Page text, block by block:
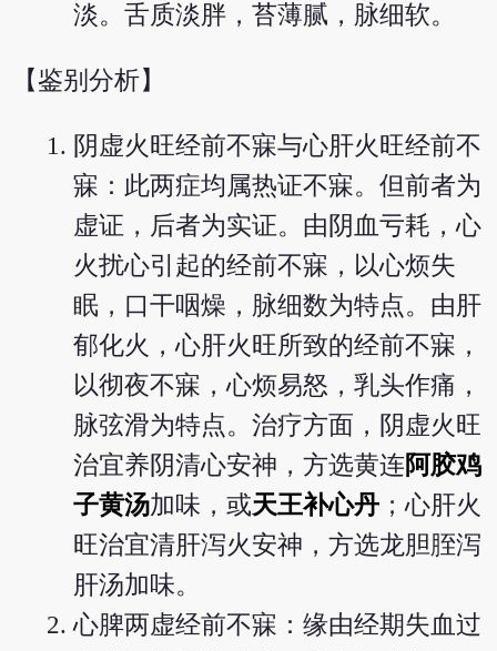
淡。舌质淡胖，苔薄腻，脉细软。
【鉴别分析】
阴虚火旺经前不寐与心肝火旺经前不
寐：此两症均属热证不寐。但前者为
虚证，后者为实证。由阴血亏耗，心
火扰心引起的经前不寐，以心烦失
眠，口干咽燥，脉细数为特点。由肝
郁化火，心肝火旺所致的经前不寐，
以彻夜不寐，心烦易怒，乳头作痛，
脉弦滑为特点。治疗方面，阴虚火旺
治宜养阴清心安神，方选黄连阿胶鸡
子黄汤加味，或天王补心丹 ；心肝火
旺治宜清肝泻火安神，方选龙胆胵泻
肝汤加味。
心脾两虚经前不寐：缘由经期失血过